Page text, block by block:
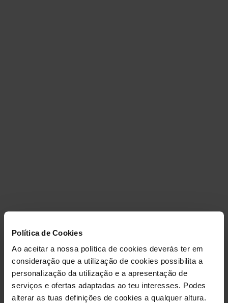
Política de Cookies
Ao aceitar a nossa política de cookies deverás ter em
consideração que a utilização de cookies possibilita a
personalização da utilização e a apresentação de
serviços e ofertas adaptadas ao teu interesses. Podes
alterar as tuas definições de cookies a qualquer altura.
GINÁSIO
ELEMENT